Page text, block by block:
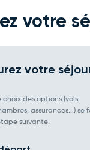
votre
votre
choix des options (vols,
assurances...) se
suivante.